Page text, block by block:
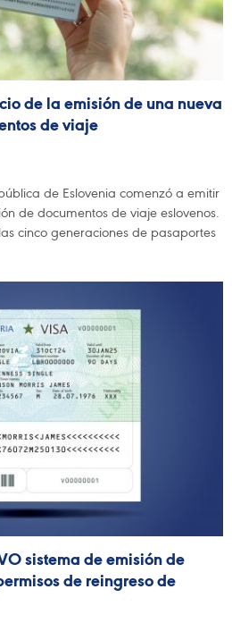
de la emisión de una nueva
de viaje
de Eslovenia comenzó a emitir
de documentos de viaje eslovenos.
cinco generaciones de pasaportes
sistema de emisión de
de reingreso de